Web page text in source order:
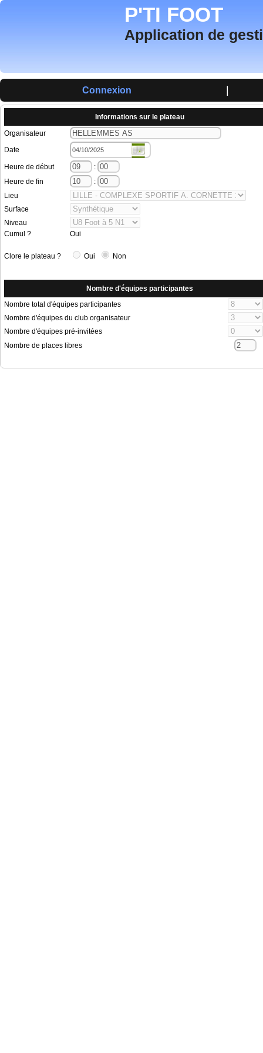
P'TI FOOT
Application de
Connexion
Informations sur le plateau
Organisateur
Date
Heure de début
:
Heure de fin
:
Lieu
Surface
Niveau
Cumul ?
Oui
Clore le plateau ? Oui Non
Nombre d'équipes participantes
Nombre total d'équipes participantes
Nombre d'équipes du club organisateur
Nombre d'équipes pré-invitées
Nombre de places libres